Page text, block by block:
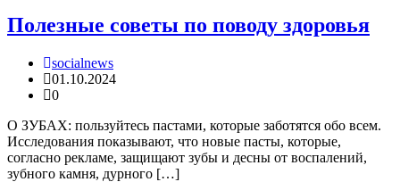
Полезные советы по поводу здоровья
socialnews
01.10.2024
0
О ЗУБАХ: пользуйтесь пастами, которые заботятся обо всем.
Исследования показывают, что новые пасты, которые,
согласно рекламе, защищают зубы и десны от воспалений,
зубного камня, дурного […]